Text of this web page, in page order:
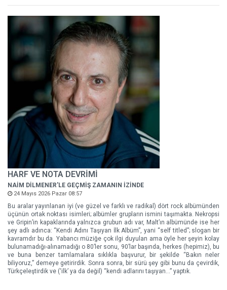
HARF VE NOTA DEVRİMİ
NAİM DİLMENER'LE GEÇMİŞ ZAMANIN İZİNDE
24 Mayıs 2026 Pazar 08:57
Bu aralar yayınlanan iyi (ve güzel ve farklı ve radikal) dört rock albümünden
üçünün ortak noktası isimleri; albümler grupların ismini taşımakta. Nekropsi
ve Gripin’in kapaklarında yalnızca grubun adı var, Malt’ın albümünde ise her
şey adlı adınca: “Kendi Adını Taşıyan İlk Albüm”, yani “self titled”; slogan bir
kavramdır bu da. Yabancı müziğe çok ilgi duyulan ama öyle her şeyin kolay
bulunamadığı-alınamadığı o 80’ler sonu, 90’lar başında, herkes (hepimiz), bu
ve buna benzer tamlamalara sıklıkla başvurur, bir şekilde “Bakın neler
biliyoruz,” demeye getirirdik. Sonra sonra, bir sürü şey gibi bunu da çevirdik,
Türkçeleştirdik ve (‘ilk’ ya da değil) “kendi adlarını taşıyan…” yaptık.